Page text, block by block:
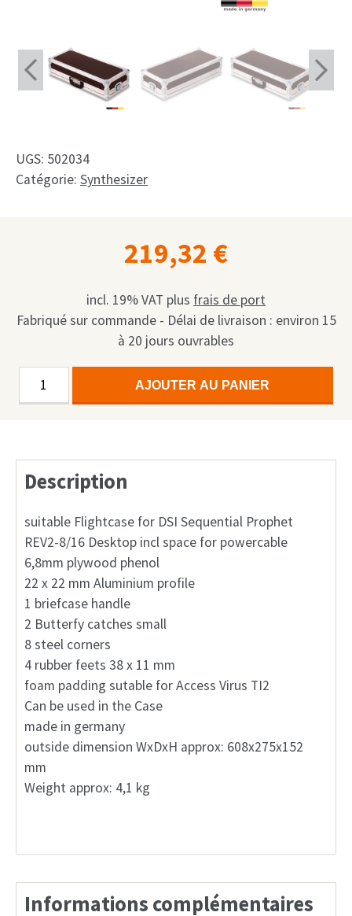
Deutsch
English
UGS: 502034
Catégorie: Synthesizer
219,32 €
incl. 19% VAT plus frais de port
Fabriqué sur commande - Délai de livraison : environ 15
à 20 jours ouvrables
quantité
Prophet
REV2-
-16
Desktop
AJOUTER AU PANIER
Alternative:
Description
suitable Flightcase for DSI Sequential Prophet
REV2-8/16 Desktop incl space for powercable
6,8mm plywood phenol
22 x 22 mm Aluminium profile
1 briefcase handle
2 Butterfy catches small
8 steel corners
4 rubber feets 38 x 11 mm
foam padding sutable for Access Virus TI2
Can be used in the Case
made in germany
outside dimension WxDxH approx: 608x275x152
mm
Weight approx: 4,1 kg
Informations complémentaires